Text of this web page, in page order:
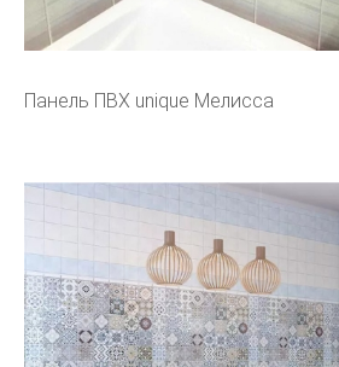
Панель ПВХ unique Мелисса